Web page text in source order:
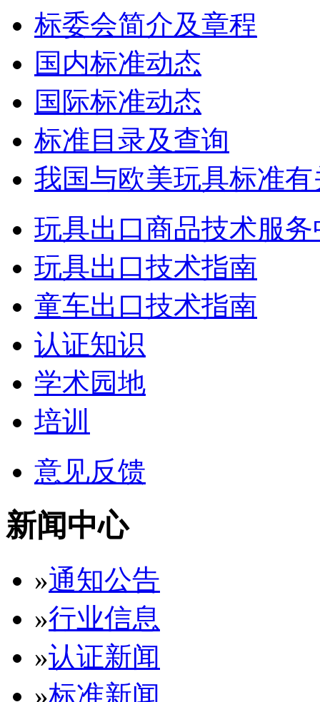
标委会简介及章程
国内标准动态
国际标准动态
标准目录及查询
我国与欧美玩具标准
玩具出口商品技术服
玩具出口技术指南
童车出口技术指南
认证知识
学术园地
培训
意见反馈
新闻中心
»通知公告
»行业信息
»认证新闻
»标准新闻